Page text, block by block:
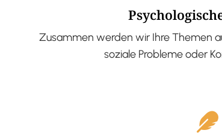
Zusammen werden wir Ihre Themen
soziale Probleme oder